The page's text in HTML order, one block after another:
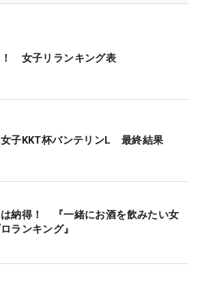
女子リランキング表
女子KKT杯バンテリンL 最終結果
納得！ 『一緒にお酒を飲みたい女
ランキング』